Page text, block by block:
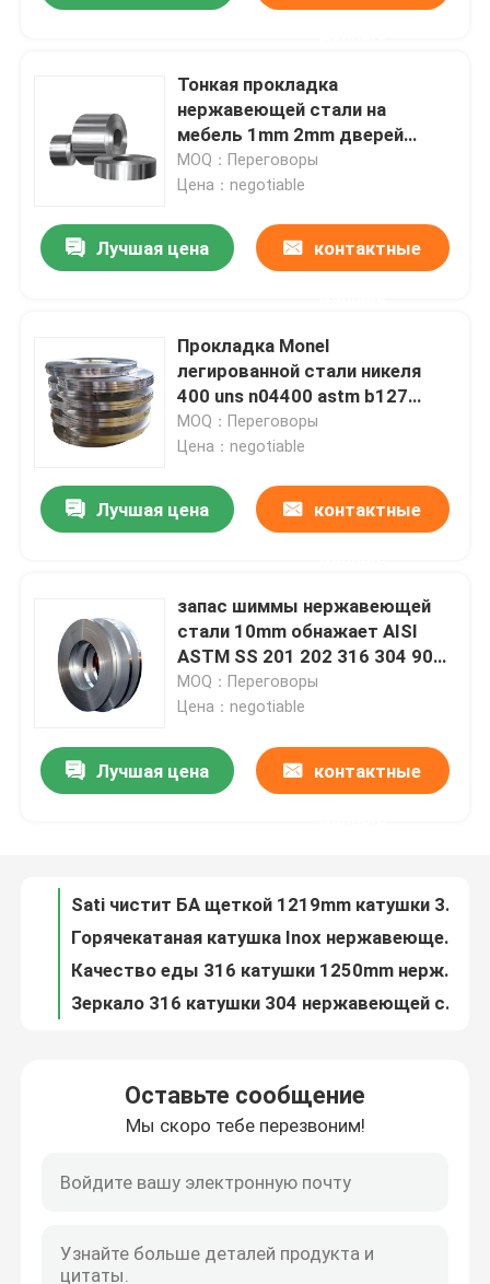
Дом
Продукты
О нас
Проверка качества
Контакт США
Спросите цитату
лист плиты нержавеющей стали
Тонкая прокладка
нержавеющей стали на
мебель 1mm 2mm дверей
весен 201 304 304L 316 410
430
MOQ：Переговоры
Цена：negotiable
Лучшая цена контактные
Прокладка Monel
легированной стали никеля
400 uns n04400 astm b127
b564
MOQ：Переговоры
Цена：negotiable
Лучшая цена контактные
запас шиммы нержавеющей
стали 10mm обнажает AISI
ASTM SS 201 202 316 304 904l
Ss покрывают катушку
MOQ：Переговоры
Цена：negotiable
Лучшая цена контактные
Sati чистит БА щеткой 1219mm катушки 316L 2B нержавеющей стали 304
Холоднопрокатная катушка 316L 409 нержавеющей стали 316 2B БА 800mm
Катушка 316 нержавеющей стали ASTM AiSi JIS 410 430 Inox 201 1000mm
Оставьте сообщение
Мы скоро тебе перезвоним!